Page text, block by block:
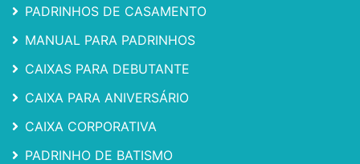
PADRINHOS DE CASAMENTO
MANUAL PARA PADRINHOS
CAIXAS PARA DEBUTANTE
CAIXA PARA ANIVERSÁRIO
CAIXA CORPORATIVA
PADRINHO DE BATISMO